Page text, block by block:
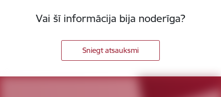
Vai šī informācija bija noderīga?
Sniegt atsauksmi